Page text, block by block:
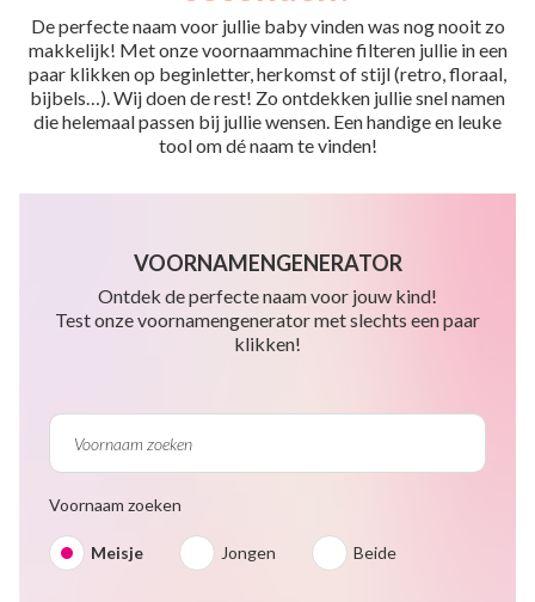
De perfecte naam voor jullie baby vinden was nog nooit zo
makkelijk! Met onze voornaammachine filteren jullie in een
paar klikken op beginletter, herkomst of stijl (retro, floraal,
bijbels…). Wij doen de rest! Zo ontdekken jullie snel namen
die helemaal passen bij jullie wensen. Een handige en leuke
tool om dé naam te vinden!
VOORNAMENGENERATOR
Ontdek de perfecte naam voor jouw kind!
Test onze voornamengenerator met slechts een paar
klikken!
Voornaam zoeken
Meisje Jongen Beide